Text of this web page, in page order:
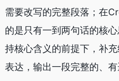
需要改写的完整段落；在
的是只有一到两句话的核
持核心含义的前提下，补
表达，输出一段完整的、有